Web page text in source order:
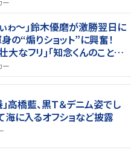
ゎ〜｣鈴木優磨が激勝翌日に
“煽りショット”に興奮！
大なフリ｣｢知念くんのことど
｣
ー
」高橋藍、黒Ｔ＆デニム姿でし
海に入るオフショなど披露